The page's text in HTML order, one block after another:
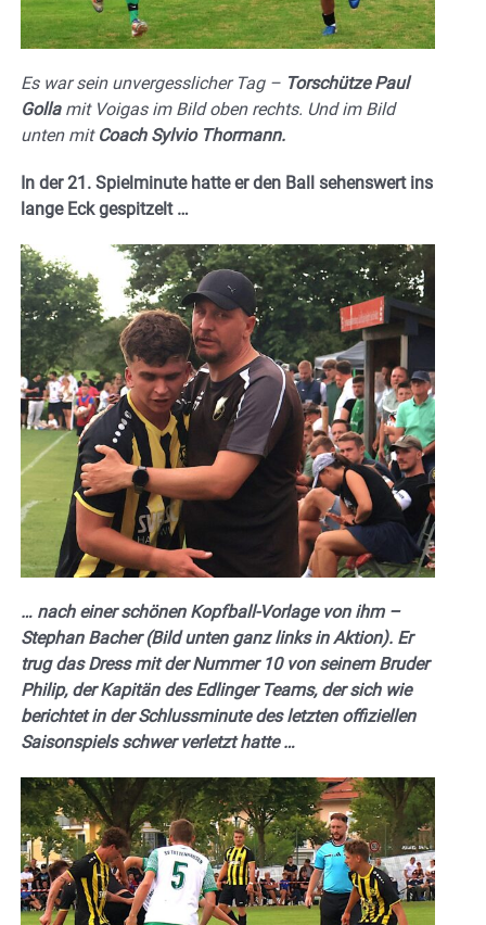
Es war sein unvergesslicher Tag – Torschütze Paul
Gollamit Voigas im Bild oben rechts. Und im Bild
unten mit Coach Sylvio Thormann.
In der 21. Spielminute hatte er den Ball sehenswert ins
lange Eck gespitzelt …
… nach einer schönen Kopfball-Vorlage von ihm –
Stephan Bacher (Bild unten ganz links in Aktion). Er
trug das Dress mit der Nummer 10 von seinem Bruder
Philip, der Kapitän des Edlinger Teams, der sich wie
berichtet in der Schlussminute des letzten offiziellen
Saisonspiels schwer verletzt hatte …